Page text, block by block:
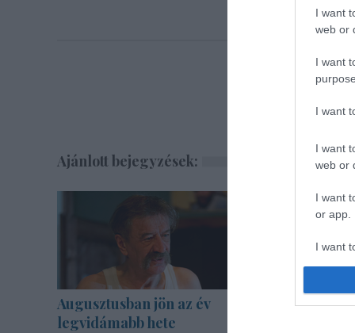
I want
web or
I want
I want
I want
web or
I want
or app.
I want
I want
Ajánlott bejegyzések:
Augusztusban jön az év
legvidámabb hete